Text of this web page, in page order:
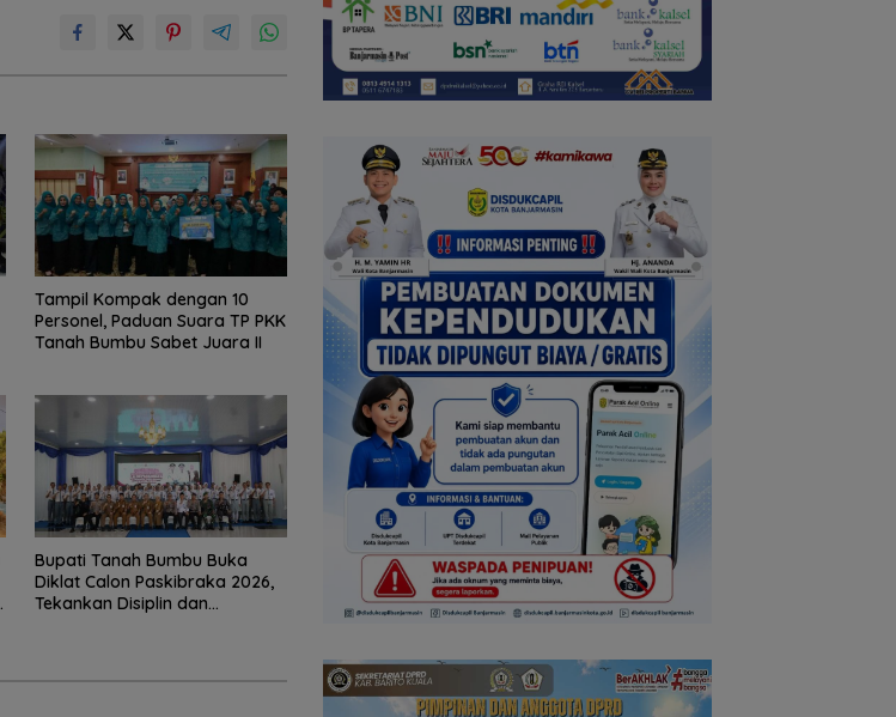
Tampil Kompak dengan 10
Personel, Paduan Suara TP PKK
Tanah Bumbu Sabet Juara II
Bupati Tanah Bumbu Buka
Diklat Calon Paskibraka 2026,
Tekankan Disiplin dan